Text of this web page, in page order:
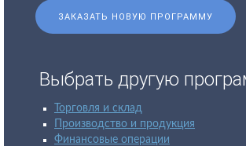
ЗАКАЗАТЬ НОВУЮ ПРОГРАММУ
Выбрать другую
Торговля и склад
Производство и продукция
Финансовые операции